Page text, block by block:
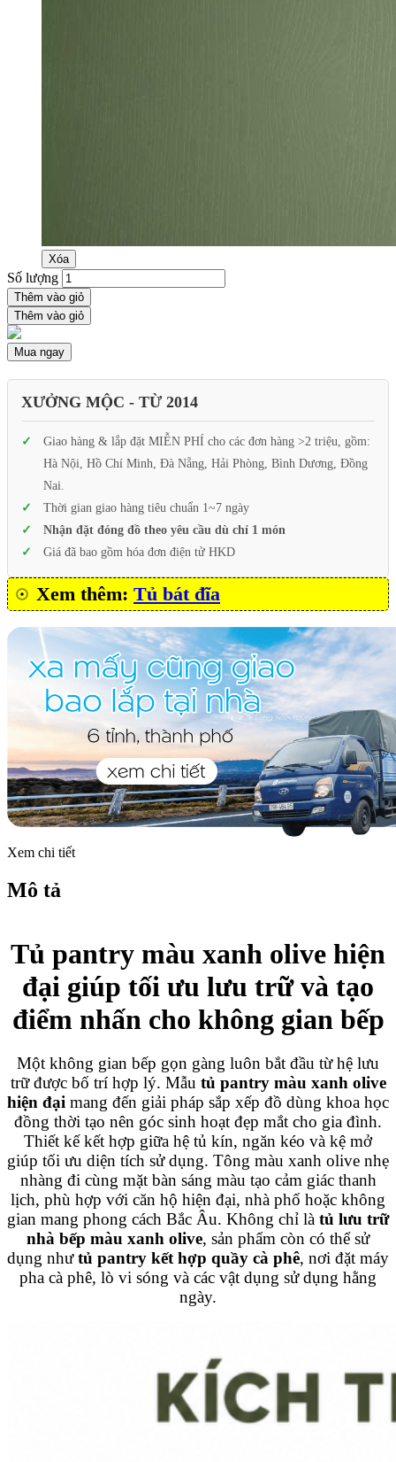
Xóa
Số lượng
Thêm vào giỏ
Thêm vào giỏ
Mua ngay
XƯỞNG MỘC - TỪ 2014
Giao hàng & lắp đặt MIỄN PHÍ cho các đơn hàng >2 triệu, gồm:
Hà Nội, Hồ Chí Minh, Đà Nẵng, Hải Phòng, Bình Dương, Đồng
Nai.
Thời gian giao hàng tiêu chuẩn 1~7 ngày
Nhận đặt đóng đồ theo yêu cầu dù chỉ 1 món
Giá đã bao gồm hóa đơn điện tử HKD
Xem thêm: Tủ bát đĩa
Xem chi tiết
Mô tả
Tủ pantry màu xanh olive hiện
đại giúp tối ưu lưu trữ và tạo
điểm nhấn cho không gian bếp
Một không gian bếp gọn gàng luôn bắt đầu từ hệ lưu
trữ được bố trí hợp lý. Mẫu tủ pantry màu xanh olive
hiện đại mang đến giải pháp sắp xếp đồ dùng khoa học
đồng thời tạo nên góc sinh hoạt đẹp mắt cho gia đình.
Thiết kế kết hợp giữa hệ tủ kín, ngăn kéo và kệ mở
giúp tối ưu diện tích sử dụng. Tông màu xanh olive nhẹ
nhàng đi cùng mặt bàn sáng màu tạo cảm giác thanh
lịch, phù hợp với căn hộ hiện đại, nhà phố hoặc không
gian mang phong cách Bắc Âu. Không chỉ là tủ lưu trữ
nhà bếp màu xanh olive, sản phẩm còn có thể sử
dụng nhưtủ pantry kết hợp quầy cà phê, nơi đặt máy
pha cà phê, lò vi sóng và các vật dụng sử dụng hằng
ngày.